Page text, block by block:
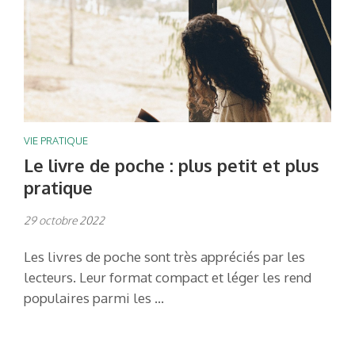
VIE PRATIQUE
Le livre de poche : plus petit et plus
pratique
29 octobre 2022
Les livres de poche sont très appréciés par les
lecteurs. Leur format compact et léger les rend
populaires parmi les …